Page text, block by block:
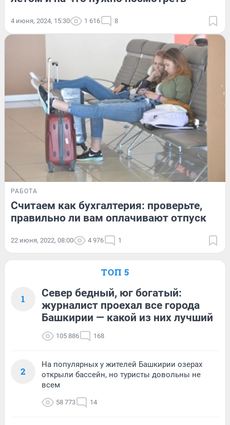
4 июня, 2024, 15:30 1 616 8
РАБОТА
Считаем как бухгалтерия: проверьте,
правильно ли вам оплачивают отпуск
22 июня, 2022, 08:00 4 976 1
ТОП 5
1
Север бедный, юг богатый:
журналист проехал все города
Башкирии — какой из них лучший
105 886 168
2
На популярных у жителей Башкирии озерах
открыли бассейн, но туристы довольны не
всем
58 773 14